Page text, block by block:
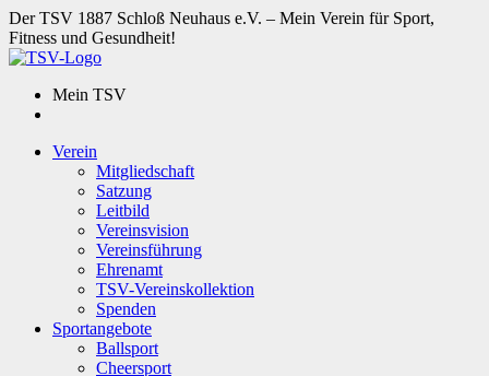
Der TSV 1887 Schloß Neuhaus e.V. – Mein Verein für Sport,
Fitness und Gesundheit!
Mein TSV
Verein
Mitgliedschaft
Satzung
Leitbild
Vereinsvision
Vereinsführung
Ehrenamt
TSV-Vereinskollektion
Spenden
Sportangebote
Ballsport
Cheersport